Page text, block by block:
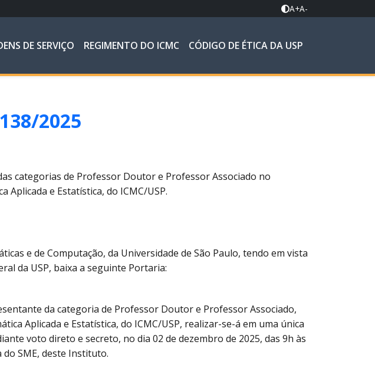
A+A-
DE SERVIÇO REGIMENTO DO ICMC CÓDIGO DE ÉTICA DA USP
2025
categorias de Professor Doutor e Professor Associado no
e Estatística, do ICMC/USP.
e de Computação, da Universidade de São Paulo, tendo em vista
da USP, baixa a seguinte Portaria:
da categoria de Professor Doutor e Professor Associado,
Aplicada e Estatística, do ICMC/USP, realizar-se-á em uma única
voto direto e secreto, no dia 02 de dezembro de 2025, das 9h às
SME, deste Instituto.